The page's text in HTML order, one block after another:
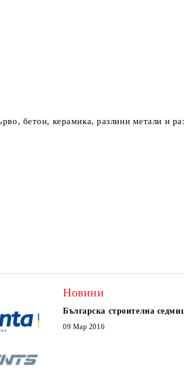
бетон, керамика, разлини метали и
Новини
Българска строителна
09 Мар 2016